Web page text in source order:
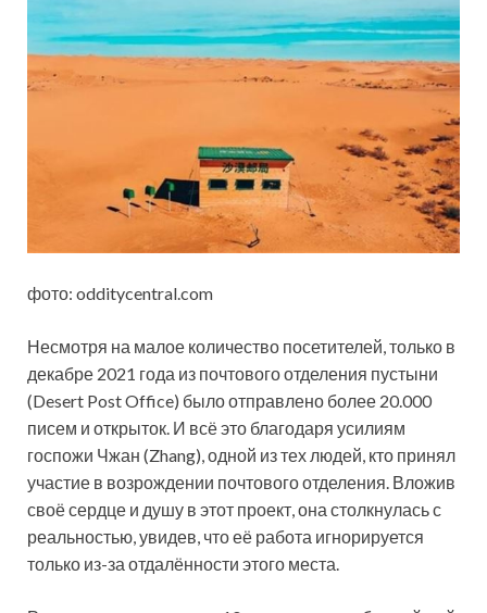
фото: odditycentral.com
Несмотря на малое количество посетителей, только в
декабре 2021 года из почтового отделения пустыни
(Desert Post Office) было отправлено более 20.000
писем и открыток. И всё это благодаря усилиям
госпожи Чжан (Zhang), одной из тех людей, кто принял
участие в возрождении почтового отделения. Вложив
своё сердце и душу в этот проект, она столкнулась с
реальностью, увидев, что её работа игнорируется
только из-за отдалённости этого места.